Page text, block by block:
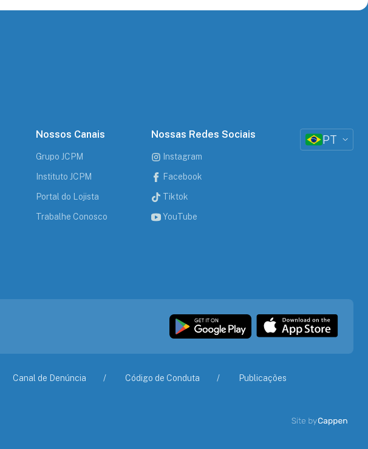
Nossos Canais
Grupo JCPM
Instituto JCPM
Portal do Lojista
Trabalhe Conosco
Nossas Redes Sociais
Instagram
Facebook
Tiktok
YouTube
PT
Canal de Denúncia Código de Conduta Publicações